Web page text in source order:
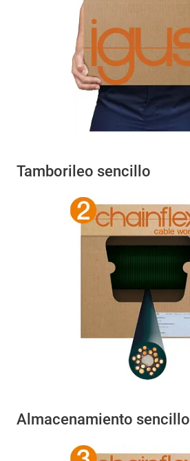
Tamborileo sencillo
Almacenamiento sencillo